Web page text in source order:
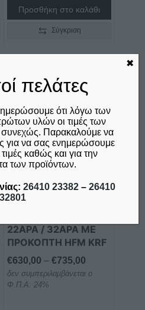
Προσθήκη στο καλάθι
Σύγκριση
ΚΡΕΑΤΟΜΗΧΑΝΗ
22ΑΡΑ / 32ΑΡΑ ΜΕ
ΠΡΟΚΟΠΤΗ HFM KRF
€630,00 – €735,00Price
range:
δεν συμπεριλαμβάνεται ο
Φ.Π.Α. 24%
Αυτό
προϊόν
έχει
πολλαπλές
παραλλαγές.
Οι
επιλογές
μπορούν
επιλεγούν
στη
σελίδα
του
προϊόντος
πελάτες
ότι λόγω των
υλών οι τιμές των
Παρακαλούμε να
για να σας ενημερώσουμε
καθώς και για την
των προϊόντων.
26410 23382 – 26410
32801
✖